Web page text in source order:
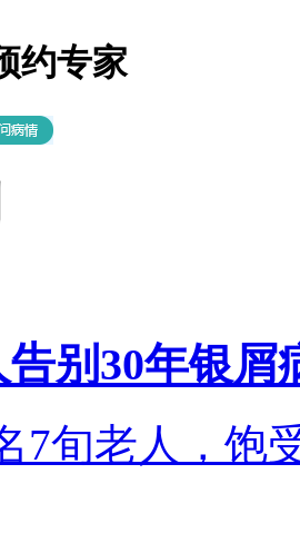
约专家
别30年银屑
7旬老人，饱